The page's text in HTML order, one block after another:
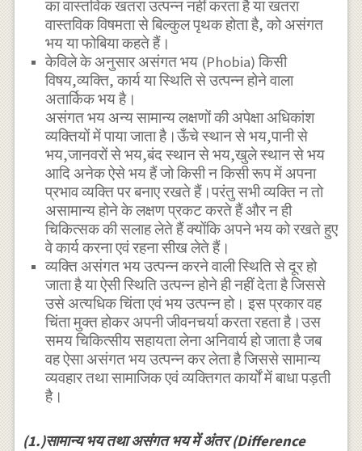
का वास्तविक खतरा उत्पन्न नहीं करता है या खतरा
वास्तविक विषमता से बिल्कुल पृथक होता है, को असंगत
भय या फोबिया कहते हैं।
केविले के अनुसार असंगत भय (Phobia) किसी
विषय,व्यक्ति, कार्य या स्थिति से उत्पन्न होने वाला
अतार्किक भय है।
असंगत भय अन्य सामान्य लक्षणों की अपेक्षा अधिकांश
व्यक्तियों में पाया जाता है।ऊँचे स्थान से भय,पानी से
भय,जानवरों से भय,बंद स्थान से भय,खुले स्थान से भय
आदि अनेक ऐसे भय हैं जो किसी न किसी रूप में अपना
प्रभाव व्यक्ति पर बनाए रखते हैं।परंतु सभी व्यक्ति न तो
असामान्य होने के लक्षण प्रकट करते हैं और न ही
चिकित्सक की सलाह लेते हैं क्योंकि अपने भय को रखते हुए
वे कार्य करना एवं रहना सीख लेते हैं।
व्यक्ति असंगत भय उत्पन्न करने वाली स्थिति से दूर हो
जाता है या ऐसी स्थिति उत्पन्न होने ही नहीं देता है जिससे
उसे अत्यधिक चिंता एवं भय उत्पन्न हो। इस प्रकार वह
चिंता मुक्त होकर अपनी जीवनचर्या करता रहता है।उस
समय चिकित्सीय सहायता लेना अनिवार्य हो जाता है जब
वह ऐसा असंगत भय उत्पन्न कर लेता है जिससे सामान्य
व्यवहार तथा सामाजिक एवं व्यक्तिगत कार्यों में बाधा पड़ती
है।
(1.)सामान्य भय तथा असंगत भय में अंतर (Difference